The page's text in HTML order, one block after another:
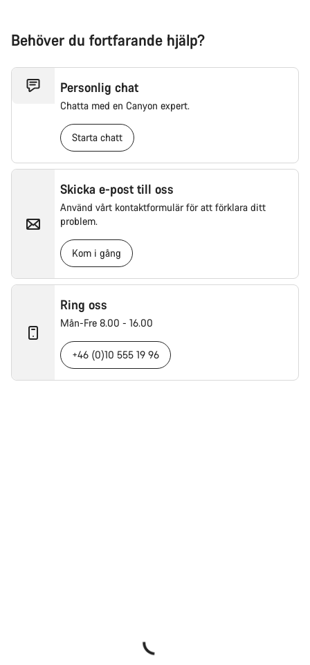
Behöver du fortfarande hjälp?
Personlig chat
Chatta med en Canyon expert.
Starta chatt
Skicka e-post till oss
Använd vårt kontaktformulär för att förklara ditt
problem.
Kom i gång
Ring oss
Mån-Fre 8.00 - 16.00
+46 (0)10 555 19 96